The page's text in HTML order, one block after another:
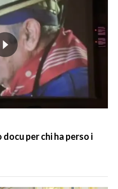
per chi ha perso i